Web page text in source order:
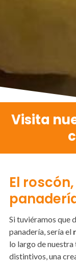
Visita
El
Si tuviéramos que
panadería, sería el
lo largo de
distintivos, una